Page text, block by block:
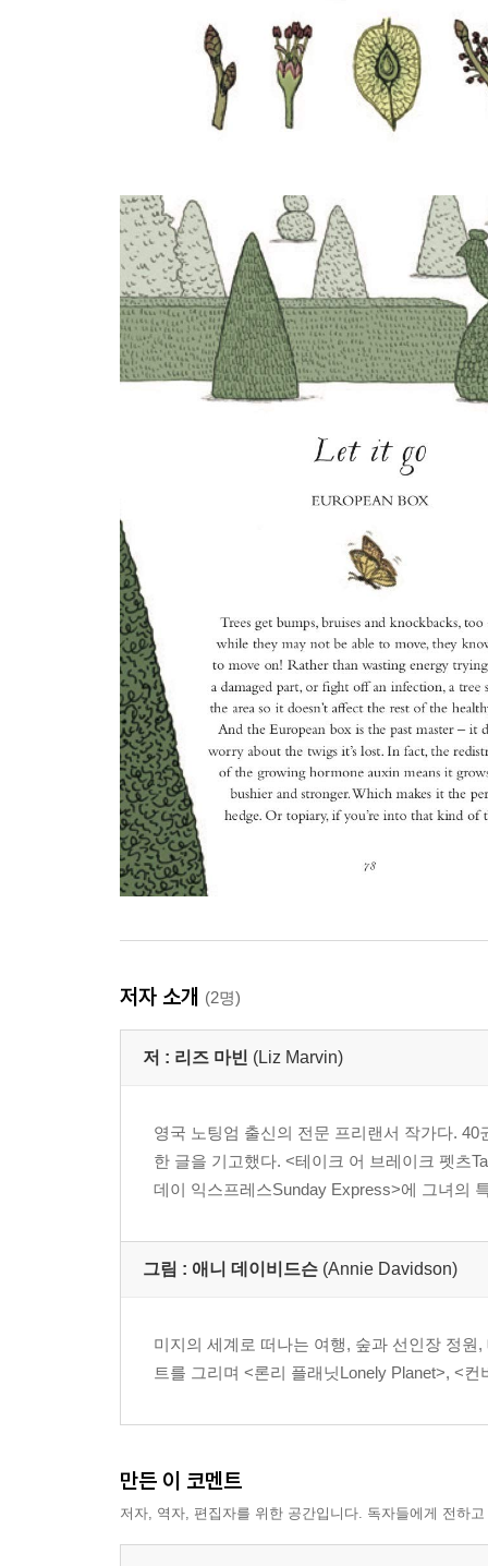
저자 소개 (2명)
저 : 리즈 마빈 (Liz Marvin)
영국 노팅엄 출신의 전문 프리랜서 작가다.
한 글을 기고했다. <테이크 어 브레이크 펫츠
데이 익스프레스Sunday Express>에 그녀의
그림 : 애니 데이비드슨 (Annie Davidson)
미지의 세계로 떠나는 여행, 숲과 선인장 정
트를 그리며 <론리 플래닛Lonely Planet>, <
만든 이 코멘트
저자, 역자, 편집자를 위한 공간입니다. 독자들에게 전하